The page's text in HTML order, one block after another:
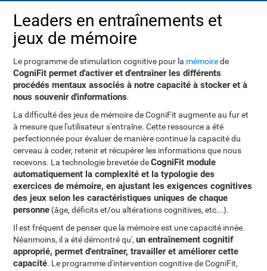
Leaders en entraînements et
jeux de mémoire
Le programme de stimulation cognitive pour la mémoirede
CogniFit permet d'activer et d'entraîner les différents
procédés mentaux associés à notre capacité à stocker et à
nous souvenir d'informations.
La difficulté des jeux de mémoire de CogniFit augmente au fur et
à mesure que l'utilisateur s'entraîne. Cette ressource a été
perfectionnée pour évaluer de manière continue la capacité du
cerveau à coder, retenir et récupérer les informations que nous
recevons. La technologie brevetée deCogniFit module
automatiquement la complexité et la typologie des
exercices de mémoire, en ajustant les exigences cognitives
des jeux selon les caractéristiques uniques de chaque
personne (âge, déficits et/ou altérations cognitives, etc...).
Il est fréquent de penser que la mémoire est une capacité innée.
Néanmoins, il a été démontré qu',un entraînement cognitif
approprié, permet d'entraîner, travailler et améliorer cette
capacité. Le programme d'intervention cognitive de CogniFit,